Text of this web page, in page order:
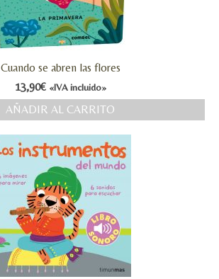
Cuando se abren las flores
13,90€ «IVA incluido»
AÑADIR AL CARRITO